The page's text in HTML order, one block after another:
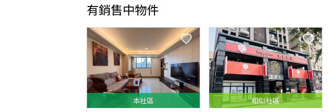
有銷售中物件
本社區 相似社區